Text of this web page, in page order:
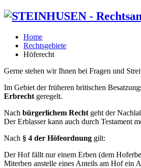
Home
Rechtsgebiete
Höferecht
Gerne stehen wir Ihnen bei Fragen und
Im Gebiet der früheren britischen
Erbrecht geregelt.
Nach bürgerlichem Recht geht der
Der Erblasser kann auch durch Testament
Nach § 4 der Höfeordnung gilt:
Der Hof fällt nur einem Erben (dem
Miterben anstelle eines Anteils am Hof ein